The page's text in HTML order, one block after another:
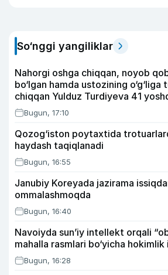
So‘nggi yangiliklar
Nahorgi oshga chiqqan, noyob
bo‘lgan hamda ustozining o‘g‘liga
chiqqan Yulduz Turdiyeva 41
Bugun, 17:10
Qozog‘iston poytaxtida
haydash taqiqlanadi
Bugun, 16:55
Janubiy Koreyada jazirama
ommalashmoqda
Bugun, 16:40
Navoiyda sun’iy intellekt orqali
mahalla rasmlari bo‘yicha
Bugun, 16:28